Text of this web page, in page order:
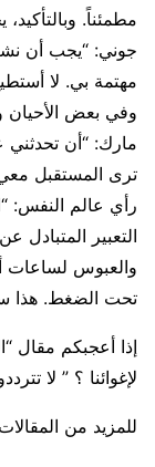
مطمئناً.
جوني: “يجب أن
مهتمة بي. لا
وفي بعض الأحيان
مارك: “أن تحدثني
ترى المستقبل معي
رأي عالم النفس:
التعبير المتبادل
والعبوس لساعات
تحت الضغط. هذا
إذا أعجبكم مقال
لإغوائنا ؟ ” لا
للمزيد من